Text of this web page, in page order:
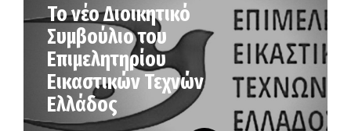
Το νέο Διοικητικό
Συμβούλιο του
Επιμελητηρίου
Εικαστικών Τεχνών
Ελλάδος